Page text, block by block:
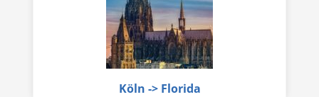
Köln -> Florida